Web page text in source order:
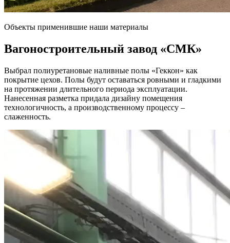
Объекты применившие наши материалы
Вагоностроительный завод «СМК»
Выбрал полиуретановые наливные полы «Геккон» как
покрытие цехов. Полы будут оставаться ровными и гладкими
на протяжении длительного периода эксплуатации.
Нанесенная разметка придала дизайну помещения
технологичность, а производственному процессу –
слаженность.